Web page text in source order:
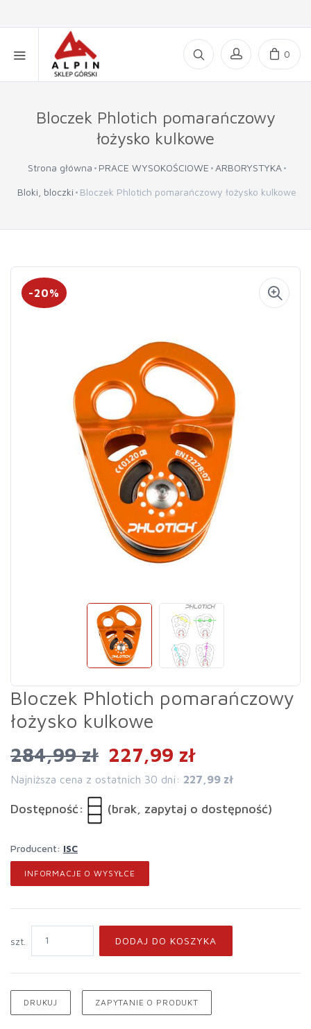
0
Bloczek Phlotich pomarańczowy
łożysko kulkowe
Strona główna PRACE WYSOKOŚCIOWE ARBORYSTYKA
Bloki, bloczki Bloczek Phlotich pomarańczowy łożysko kulkowe
-20%
Bloczek Phlotich pomarańczowy
łożysko kulkowe
284,99 zł 227,99 zł
Najniższa cena z ostatnich 30 dni: 227,99 zł
Dostępność: (brak, zapytaj o dostępność)
Producent: ISC
INFORMACJE O WYSYŁCE
szt. DODAJ DO KOSZYKA
DRUKUJ ZAPYTANIE O PRODUKT